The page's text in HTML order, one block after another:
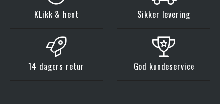
KLikk & hent Sikker levering
14 dagers retur God kundeservice